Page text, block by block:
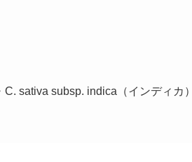
sativa subsp. indica（インディカ）